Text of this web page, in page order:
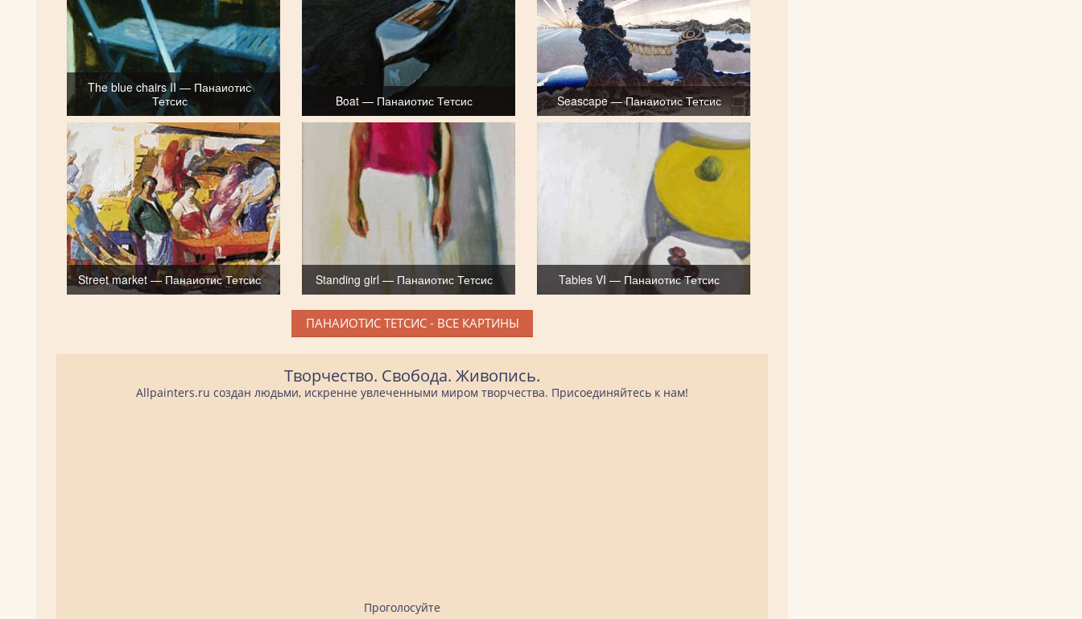
The blue chairs II — Панаиотис
Тетсис
Boat — Панаиотис Тетсис Seascape — Панаиотис Тетсис
Street market — Панаиотис Тетсис Standing girl — Панаиотис Тетсис Tables VI — Панаиотис Тетсис
ПАНАИОТИС ТЕТСИС - ВСЕ КАРТИНЫ
Творчество. Свобода. Живопись.
Allpainters.ru создан людьми, искренне увлеченными миром творчества. Присоединяйтесь к нам!
Проголосуйте